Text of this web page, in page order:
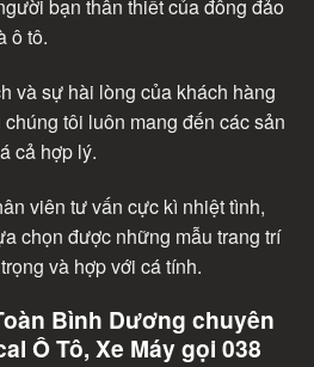
bạn thân thiết của đông đảo
ô tô.
và sự hài lòng của khách hàng
tôi luôn mang đến các sản
cả hợp lý.
viên tư vấn cực kì nhiệt tình,
chọn được những mẫu trang trí
và hợp với cá tính.
Bình Dương chuyên
Ô Tô, Xe Máy gọi 038